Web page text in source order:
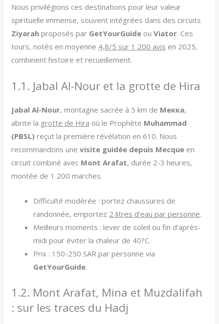
Nous privilégions ces destinations pour leur valeur
spirituelle immense, souvent intégrées dans des circuits
Ziyarah proposés par GetYourGuide ouViator. Ces
tours, notés en moyenne 4,8/5 sur 1 200 avis en 2025,
combinent histoire et recueillement.
1.1. Jabal Al-Nour et la grotte de Hira
Jabal Al-Nour, montagne sacrée à 5 km de Мекка,
abrite la grotte de Hira où le Prophète Muhammad
(PBSL) reçut la première révélation en 610. Nous
recommandons unevisite guidée depuis Mecque en
circuit combiné avec Mont Arafat, durée 2-3 heures,
montée de 1 200 marches.
Difficulté modérée : portez chaussures de
randonnée, emportez 2 litres d’eau par personne.
Meilleurs moments : lever de soleil ou fin d’après-
midi pour éviter la chaleur de 40?C.
Prix : 150-250 SAR par personne via
GetYourGuide.
1.2. Mont Arafat, Mina et Muzdalifah
: sur les traces du Hadj